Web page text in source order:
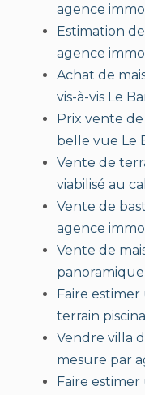
agence
Estimation
agence
Achat de
vis-à-vis Le
Prix vente
belle vue Le
Vente de
viabilisé au
Vente de
agence
Vente de
Faire estimer
terrain
Vendre villa
mesure par
Faire